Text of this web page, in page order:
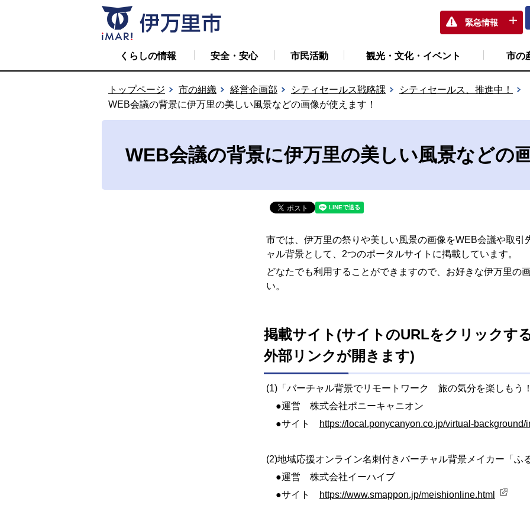
緊急情報
くらしの情報 安全・安心 市民活動 観光・文化・イベント 市の
トップページ 市の組織 経営企画部 シティセールス戦略課
シティセールス、推進中！
WEB会議の背景に伊万里の美しい風景などの画像が使えます！
WEB会議の背景に伊万里の美しい風景などの
市では、伊万里の祭りや美しい風景の画像をWEB会議や取引
ャル背景として、2つのポータルサイトに掲載しています。
どなたでも利用することができますので、お好きな伊万里の
い。
掲載サイト(サイトのURLをクリックす
外部リンクが開きます)
(1)「バーチャル背景でリモートワーク 旅の気分を楽しもう！
●運営 株式会社ポニーキャニオン
●サイト
https://local.ponycanyon.co.jp/virtual-background/
(2)地域応援オンライン名刺付きバーチャル背景メイカー「ふ
●運営 株式会社イーハイブ
●サイト
https://www.smappon.jp/meishionline.html